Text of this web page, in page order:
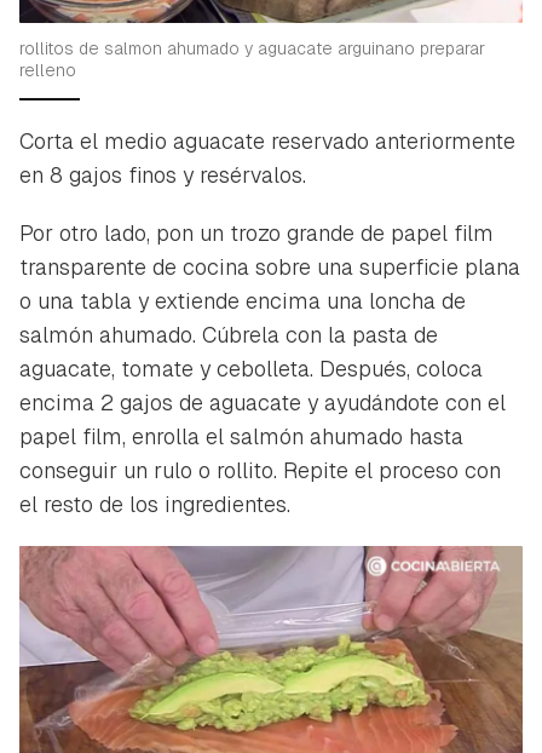
rollitos de salmon ahumado y aguacate arguinano preparar
relleno
Corta el medio aguacate reservado anteriormente
en 8 gajos finos y resérvalos.
Por otro lado, pon un trozo grande de papel film
transparente de cocina sobre una superficie plana
o una tabla y extiende encima una loncha de
salmón ahumado. Cúbrela con la pasta de
aguacate, tomate y cebolleta. Después, coloca
encima 2 gajos de aguacate y ayudándote con el
papel film, enrolla el salmón ahumado hasta
conseguir un rulo o rollito. Repite el proceso con
el resto de los ingredientes.